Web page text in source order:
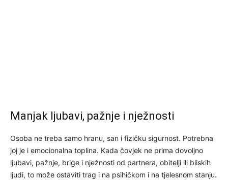
Manjak ljubavi, pažnje i nježnosti
Osoba ne treba samo hranu, san i fizičku sigurnost. Potrebna
joj je i emocionalna toplina. Kada čovjek ne prima dovoljno
ljubavi, pažnje, brige i nježnosti od partnera, obitelji ili bliskih
ljudi, to može ostaviti trag i na psihičkom i na tjelesnom stanju.